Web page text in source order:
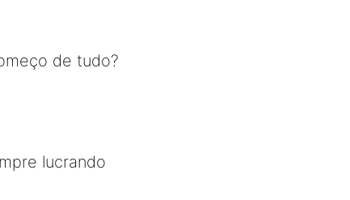
de tudo?
lucrando